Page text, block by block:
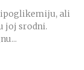
ali
joj srodni.